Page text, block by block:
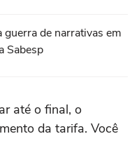
guerra de narrativas em
Sabesp
até o final, o
da tarifa. Você